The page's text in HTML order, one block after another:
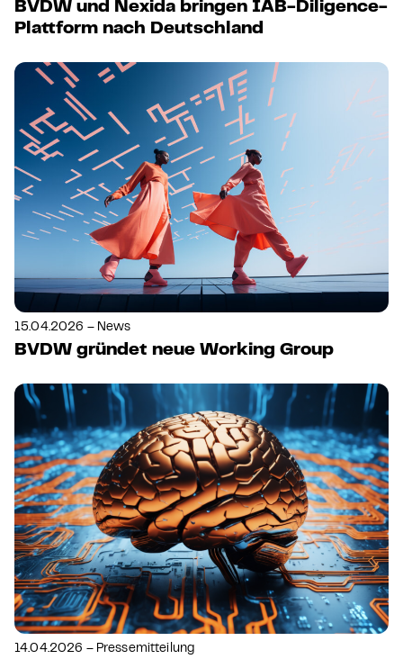
BVDW und Nexida bringen IAB-Diligence-
Plattform nach Deutschland
15.04.2026 – News
BVDW gründet neue Working Group
14.04.2026 – Pressemitteilung